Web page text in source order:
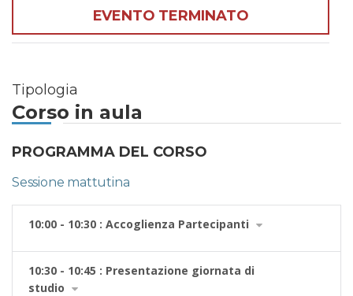
EVENTO TERMINATO
Tipologia
Corso in aula
PROGRAMMA DEL CORSO
Sessione mattutina
10:00 - 10:30 : Accoglienza Partecipanti
10:30 - 10:45 : Presentazione giornata di
studio